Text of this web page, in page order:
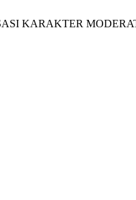
KARAKTER